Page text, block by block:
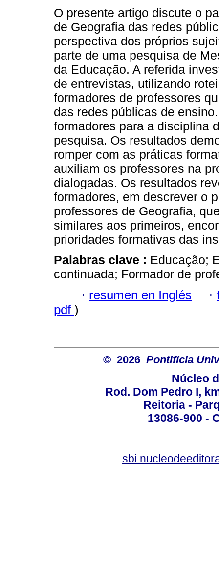
O presente artigo discute o
de Geografia das redes
perspectiva dos próprios
parte de uma pesquisa de
da Educação. A referida
de entrevistas, utilizando
formadores de professores
das redes públicas de
formadores para a disciplina
pesquisa. Os resultados
romper com as práticas
auxiliam os professores na
dialogadas. Os resultados
formadores, em descrever o
professores de Geografia,
similares aos primeiros,
prioridades formativas das
Palabras clave : Educação;
continuada; Formador de
· resumen en Inglés ·
pdf )
© 2026 Pontifícia
Núcleo
Rod. Dom Pedro I,
Reitoria -
13086-900 -